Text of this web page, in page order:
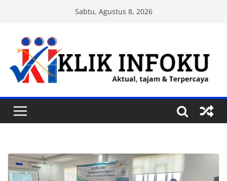
content
Sabtu, Agustus 8, 2026